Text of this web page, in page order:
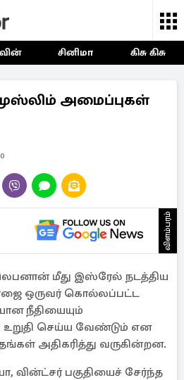
சினிமா கிசு கிசு
அமைப்புகள்
விளம்பரம்
மீது இஸ்ரேல் நடத்திய
ஒருவர் கொல்லப்பட்ட
நீதியையும்
உறுதி செய்ய வேண்டும் என
அதிகரித்து வருகின்றன.
வின்ட்சர் பகுதியைச் சேர்ந்த